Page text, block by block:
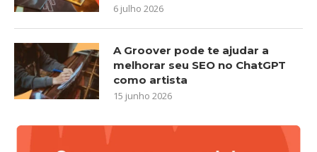
6 julho 2026
A Groover pode te ajudar a
melhorar seu SEO no ChatGPT
como artista
15 junho 2026